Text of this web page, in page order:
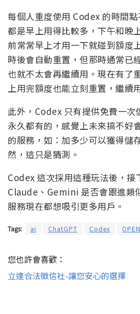
每個人重度使用 Codex 的時間
都是早上用得比較多，下午和晚
前常常早上才用一下就碰到額度
時後會自動重置，但那時通常已
也就不太會再繼續用。現在有了
上用完額度也能立刻重置，繼續
此外，Codex 只有提供免費一次
永久都有的，感覺上未來搞不好
的服務，如：加多少可以獲得儲
然，這只是猜測。
Codex 這次採用這種玩法後，接
Claude、Gemini 是否會跟進類
服務現在都想吸引更多用戶。
Tags: ai ChatGPT Codex
您也許會喜歡：
立達合法徵信社-讓您安心的選擇